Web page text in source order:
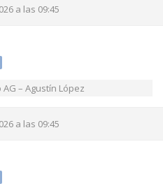
a las 09:45
– Agustín López
a las 09:45